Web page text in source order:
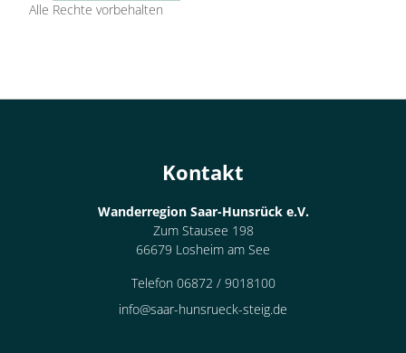
Alle Rechte vorbehalten
Kontakt
Wanderregion Saar-Hunsrück e.V.
Zum Stausee 198
66679 Losheim am See
Telefon 06872 / 9018100
info@saar-hunsrueck-steig.de